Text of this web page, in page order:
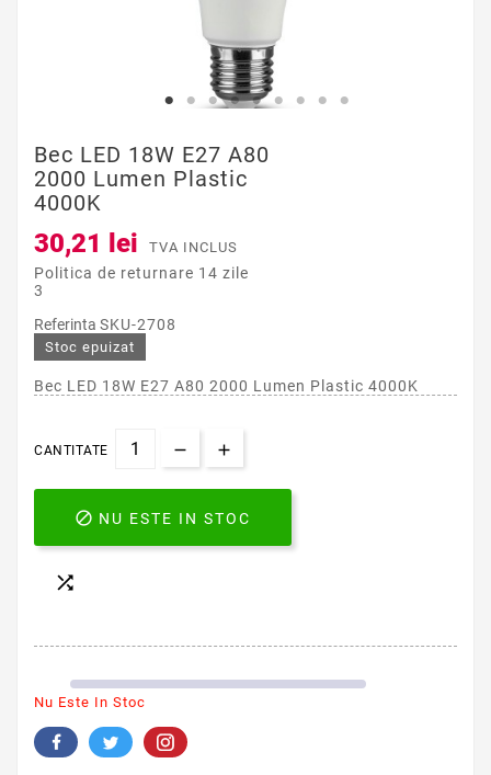
Bec LED 18W E27 A80
2000 Lumen Plastic
4000K
30,21 lei TVA INCLUS
Politica de returnare 14 zile
3
Referinta SKU-2708
Stoc epuizat
Bec LED 18W E27 A80 2000 Lumen Plastic 4000K
CANTITATE
 NU ESTE IN STOC

Nu Este In Stoc